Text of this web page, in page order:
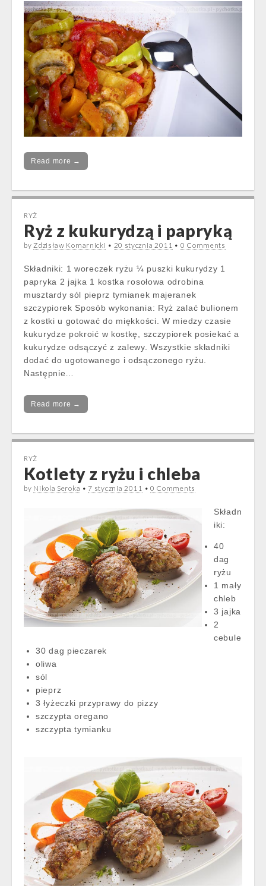
Read more →
RYŻ
Ryż z kukurydzą i papryką
by Zdzisław Komarnicki • 20 stycznia 2011 • 0 Comments
Składniki: 1 woreczek ryżu ¼ puszki kukurydzy 1
papryka 2 jajka 1 kostka rosołowa odrobina
musztardy sól pieprz tymianek majeranek
szczypiorek Sposób wykonania: Ryż zalać bulionem
z kostki u gotować do miękkości. W miedzy czasie
kukurydze pokroić w kostkę, szczypiorek posiekać a
kukurydze odsączyć z zalewy. Wszystkie składniki
dodać do ugotowanego i odsączonego ryżu.
Następnie…
Read more →
RYŻ
Kotlety z ryżu i chleba
by Nikola Seroka •7 stycznia 2011 • 0 Comments
Składn
iki:
40
dag
ryżu
1 mały
chleb
3 jajka
2
cebule
30 dag pieczarek
oliwa
sól
pieprz
3 łyżeczki przyprawy do pizzy
szczypta oregano
szczypta tymianku